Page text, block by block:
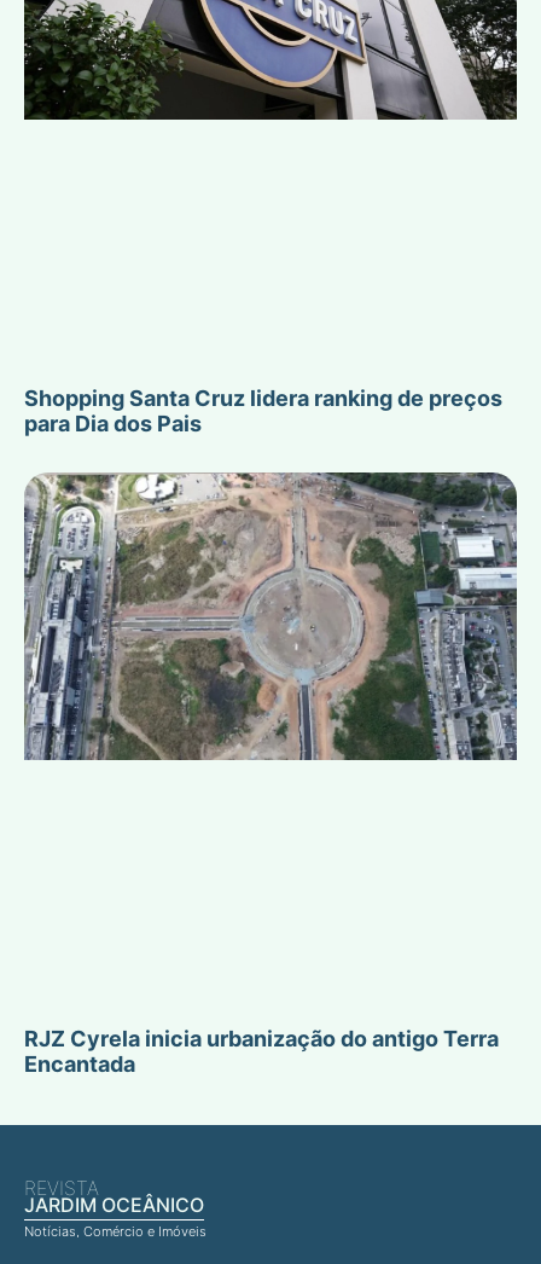
Shopping Santa Cruz lidera ranking de preços
para Dia dos Pais
RJZ Cyrela inicia urbanização do antigo Terra
Encantada
REVISTA
JARDIM OCEÂNICO
Notícias, Comércio e Imóveis